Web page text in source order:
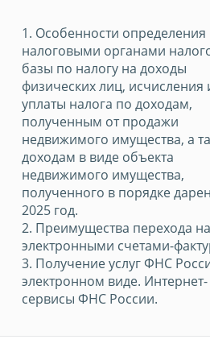
1. Особенности определения
налоговыми органами
базы по налогу на доходы
физических лиц, исчисления
уплаты налога по доходам,
полученным от продажи
недвижимого имущества, а
доходам в виде объекта
недвижимого имущества,
полученного в порядке
2025 год.
2. Преимущества перехода
электронными счетами-
3. Получение услуг ФНС
электронном виде. Интернет-
сервисы ФНС России.